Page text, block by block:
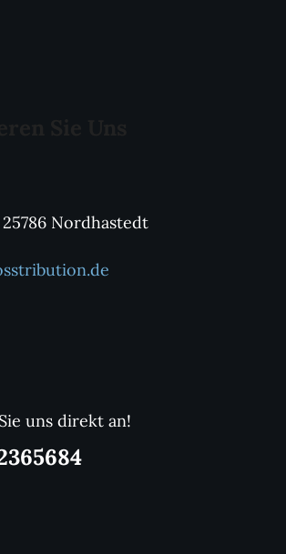
Nordhastedt
uns direkt an!